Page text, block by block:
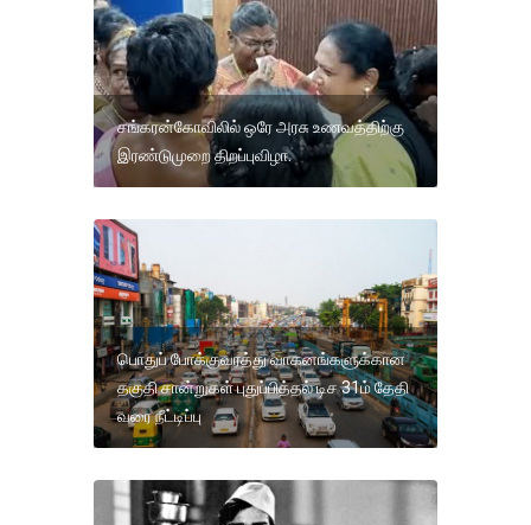
சங்கரன்கோவிலில் ஒரே அரசு உணவத்திற்கு
இரண்டுமுறை திறப்புவிழா.
பொதுப் போக்குவரத்து வாகனங்களுக்கான
தகுதி சான்றுகள் புதுப்பித்தல் டிச 31ம் தேதி
வரை நீட்டிப்பு